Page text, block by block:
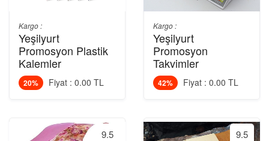
Kargo :
Yeşilyurt
Promosyon Plastik
Kalemler
20% Fiyat : 0.00 TL
9.5
Kargo :
Yeşilyurt
Promosyon
Takvimler
42% Fiyat : 0.00 TL
9.5